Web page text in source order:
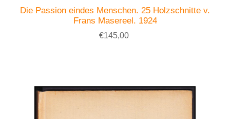
Die Passion eindes Menschen. 25 Holzschnitte v.
Frans Masereel. 1924
€145,00